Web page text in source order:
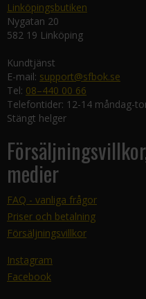
Linköpingsbutiken
Nygatan 20
582 19 Linköping
Kundtjänst
E-mail: support@sfbok.se
Tel: 08–440 00 66
Telefontider: 12-14 måndag-
Stängt helger
medier
FAQ - vanliga frågor
Priser och betalning
Försäljningsvillkor
Instagram
Facebook